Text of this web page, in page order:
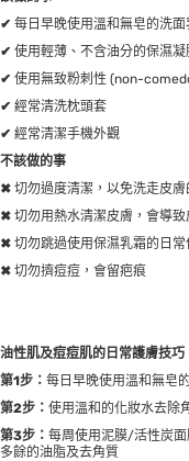
✔ 每日早晚使用溫和無皂的洗
✔ 使用輕薄、不含油分的保濕
✔ 使用無致粉刺性 (non-
✔ 經常清洗枕頭套
✔ 經常清潔手機外觀
不該做的事
✖ 切勿過度清潔，以免洗走皮
✖ 切勿用熱水清潔皮膚，會導
✖ 切勿跳過使用保濕乳霜的日常
✖ 切勿擠痘痘，會留疤痕
油性肌及痘痘肌的日常護膚技巧
第1步： 每日早晚使用溫和無皂
第2步： 使用溫和的化妝水去除
第3步： 每周使用泥膜/活性炭
多餘的油脂及去角質